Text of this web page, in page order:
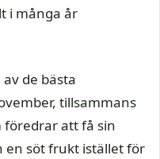
i många år
de bästa
tillsammans
föredrar att få sin
en söt frukt istället för